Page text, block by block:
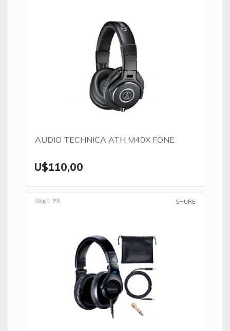
AUDIO TECHNICA ATH M40X FONE
U$110,00
Código: 990 SHURE